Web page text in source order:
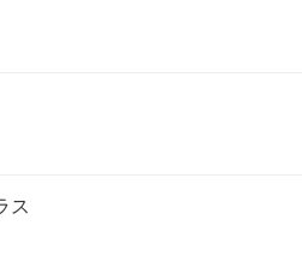
ス